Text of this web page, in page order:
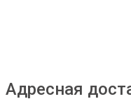
Адресная